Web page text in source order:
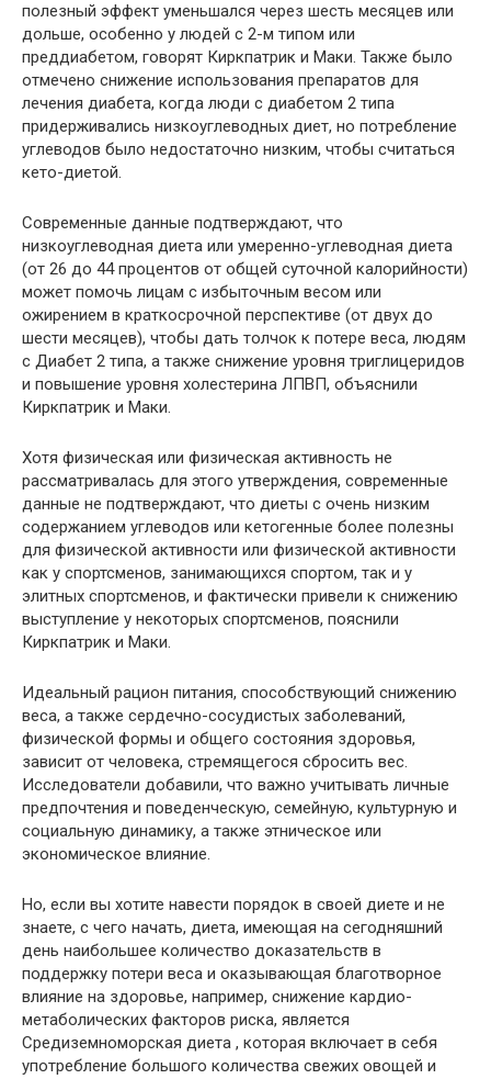
полезный эффект уменьшался через шесть месяцев или
дольше, особенно у людей с 2-м типом или
преддиабетом, говорят Киркпатрик и Маки. Также было
отмечено снижение использования препаратов для
лечения диабета, когда люди с диабетом 2 типа
придерживались низкоуглеводных диет, но потребление
углеводов было недостаточно низким, чтобы считаться
кето-диетой.
Современные данные подтверждают, что
низкоуглеводная диета или умеренно-углеводная диета
(от 26 до 44 процентов от общей суточной калорийности)
может помочь лицам с избыточным весом или
ожирением в краткосрочной перспективе (от двух до
шести месяцев), чтобы дать толчок к потере веса, людям
с Диабет 2 типа, а также снижение уровня триглицеридов
и повышение уровня холестерина ЛПВП, объяснили
Киркпатрик и Маки.
Хотя физическая или физическая активность не
рассматривалась для этого утверждения, современные
данные не подтверждают, что диеты с очень низким
содержанием углеводов или кетогенные более полезны
для физической активности или физической активности
как у спортсменов, занимающихся спортом, так и у
элитных спортсменов, и фактически привели к снижению
выступление у некоторых спортсменов, пояснили
Киркпатрик и Маки.
Идеальный рацион питания, способствующий снижению
веса, а также сердечно-сосудистых заболеваний,
физической формы и общего состояния здоровья,
зависит от человека, стремящегося сбросить вес.
Исследователи добавили, что важно учитывать личные
предпочтения и поведенческую, семейную, культурную и
социальную динамику, а также этническое или
экономическое влияние.
Но, если вы хотите навести порядок в своей диете и не
знаете, с чего начать, диета, имеющая на сегодняшний
день наибольшее количество доказательств в
поддержку потери веса и оказывающая благотворное
влияние на здоровье, например, снижение кардио-
метаболических факторов риска, является
Средиземноморская диета , которая включает в себя
употребление большого количества свежих овощей и